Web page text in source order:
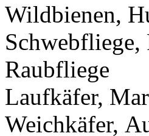
Wildbienen,
Raubfliege
Laufkäfer,
Weichkäfer,